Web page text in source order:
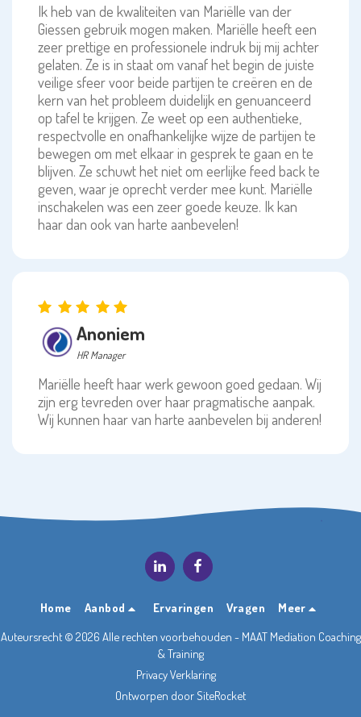
Ik heb van de kwaliteiten van Mariëlle van der
Giessen gebruik mogen maken. Mariëlle heeft een
zeer prettige en professionele indruk bij mij achter
gelaten. Ze is in staat om vanaf het begin de juiste
veilige sfeer voor beide partijen te creëren en de
kern van het probleem duidelijk en genuanceerd
op tafel te krijgen. Ze weet op een authentieke,
respectvolle en onafhankelijke wijze de partijen te
bewegen om met elkaar in gesprek te gaan en te
blijven. Ze schuwt het niet om eerlijke feed back te
geven, waar je oprecht verder mee kunt. Mariëlle
inschakelen was een zeer goede keuze. Ik kan
haar dan ook van harte aanbevelen!
Anoniem
HR Manager
Mariëlle heeft haar werk gewoon goed gedaan. Wij
zijn erg tevreden over haar pragmatische aanpak.
Wij kunnen haar van harte aanbevelen bij anderen!
Home Aanbod Ervaringen Vragen
Meer
Auteursrecht © 2026 Alle rechten voorbehouden - MAAT Mediation Coaching
& Training
Privacy Verklaring
Ontworpen doorSiteRocket